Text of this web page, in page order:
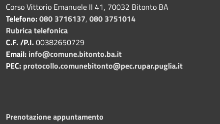
Corso Vittorio Emanuele II 41, 70032 Bitonto BA
Telefono:080 3716137, 080 3751014
Rubrica telefonica
C.F. /P.I.00382650729
Email: info@comune.bitonto.ba.it
PEC: protocollo.comunebitonto@pec.rupar.puglia.it
Prenotazione appuntamento